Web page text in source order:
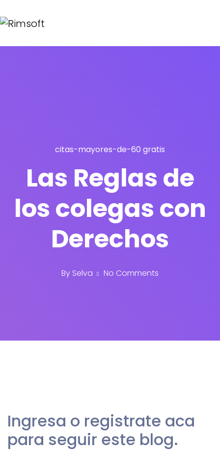
citas-mayores-de-60 gratis
Las Reglas de
los colegas con
Derechos
By Selva No Comments
Ingresa o registrate aca
para seguir este blog.